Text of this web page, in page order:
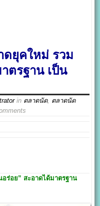
ดยุคใหม่ รวม
ตรฐาน เป็น
in ตลาดนัด, ตลาดนัด
ร่อย” สะอาดได้มาตรฐาน